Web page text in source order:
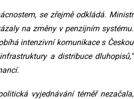
se zřejmě odkládá. Ministr
na změny v penzijním systému.
intenzivní komunikace s Českou
a distribuce dluhopisů,“
vyjednávání téměř nezačala,